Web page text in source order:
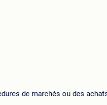
de marchés ou des